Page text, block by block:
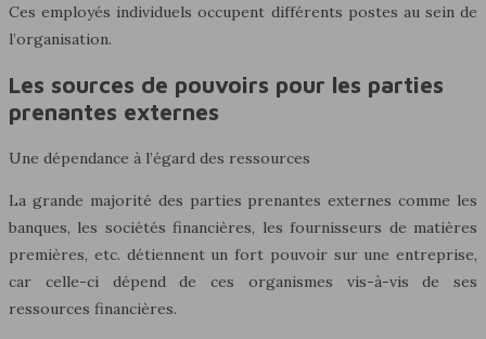
Ces employés individuels occupent différents postes au sein de
l’organisation.
Les sources de pouvoirs pour les parties
prenantes externes
Une dépendance à l’égard des ressources
La grande majorité des parties prenantes externes comme les
banques, les sociétés financières, les fournisseurs de matières
premières, etc. détiennent un fort pouvoir sur une entreprise,
car celle-ci dépend de ces organismes vis-à-vis de ses
ressources financières.